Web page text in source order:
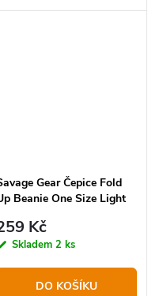
svému
Gear Čepice Fold
Beanie One Size Light
Kč
Skladem 2 ks
DO KOŠÍKU